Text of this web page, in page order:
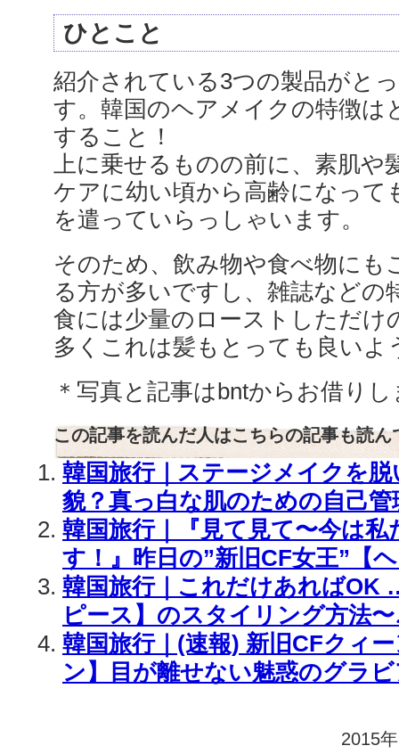
ひとこと
紹介されている3つの製品がと
す。韓国のヘアメイクの特徴は
すること！
上に乗せるものの前に、素肌
ケアに幼い頃から高齢になって
を遣っていらっしゃいます。
そのため、飲み物や食べ物にも
る方が多いですし、雑誌などの
食には少量のローストしただけ
多くこれは髪もとっても良いよ
＊写真と記事はbntからお借り
この記事を読んだ人はこちらの記事も読ん
韓国旅行｜ステージメイクを
貌？真っ白な肌のための自己管
韓国旅行｜『見て見て〜今は私
す！』昨日の”新旧CF女王”【
韓国旅行｜これだけあればOK
ピース】のスタイリング方法〜
韓国旅行｜(速報) 新旧CFクィ
ン】目が離せない魅惑のグラ
2015